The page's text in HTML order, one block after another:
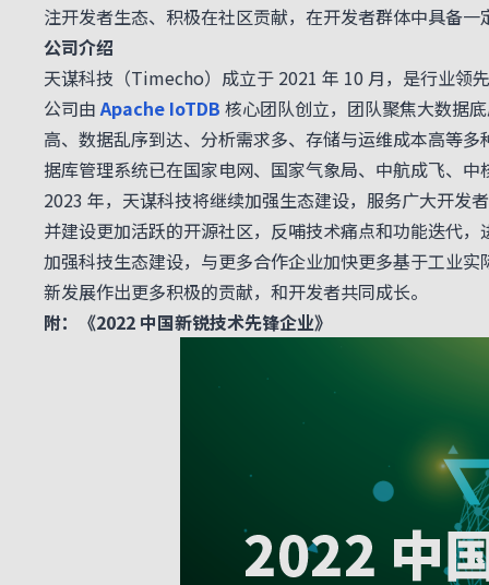
注开发者生态、积极在社区贡献，在开发者群体中具备
公司介绍
天谋科技（Timecho）成立于 2021 年 10 月，是行业领
公司由Apache IoTDB 核心团队创立，团队聚焦大数据
高、数据乱序到达、分析需求多、存储与运维成本高等
据库管理系统已在国家电网、国家气象局、中航成飞、
2023 年，天谋科技将继续加强生态建设，服务广大开发
并建设更加活跃的开源社区，反哺技术痛点和功能迭代
加强科技生态建设，与更多合作企业加快更多基于工业
新发展作出更多积极的贡献，和开发者共同成长。
附：《2022 中国新锐技术先锋企业》